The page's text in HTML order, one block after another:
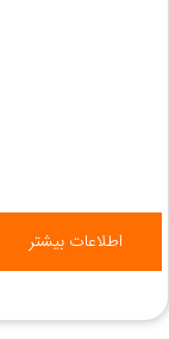
اطلاعات بیشتر